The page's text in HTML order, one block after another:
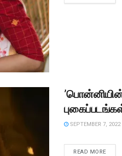
SEPTEMBER 7, 2022
READ MORE